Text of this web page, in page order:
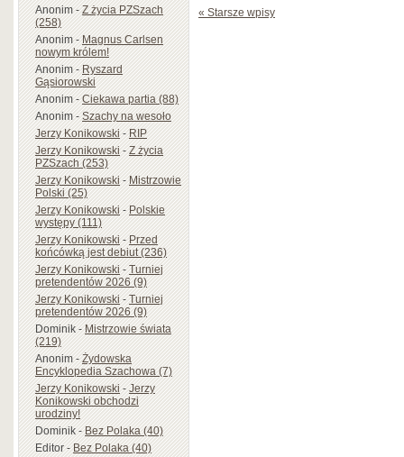
Anonim-Z życia PZSzach
(258)
Anonim-Magnus Carlsen
nowym królem!
Anonim-Ryszard
Gąsiorowski
Anonim-Ciekawa partia (88)
Anonim-Szachy na wesoło
Jerzy Konikowski-RIP
Jerzy Konikowski-Z życia
PZSzach (253)
Jerzy Konikowski-Mistrzowie
Polski (25)
Jerzy Konikowski-Polskie
występy (111)
Jerzy Konikowski-Przed
końcówką jest debiut (236)
Jerzy Konikowski-Turniej
pretendentów 2026 (9)
Jerzy Konikowski-Turniej
pretendentów 2026 (9)
Dominik-Mistrzowie świata
(219)
Anonim-Żydowska
Encyklopedia Szachowa (7)
Jerzy Konikowski-Jerzy
Konikowski obchodzi
urodziny!
Dominik-Bez Polaka (40)
Editor-Bez Polaka (40)
« Starsze wpisy